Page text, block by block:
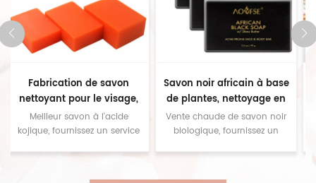
Savon noir africain à base
de plantes, nettoyage en
profondeur personnalisé,
savon au charbon de bois
Vente chaude de savon noir
biologique, fournissez un
contactez-nous pour des
Savon blanchissant pour le
visage, marque privée, pour
hommes et femmes, soins
pour la peau, éclaircissant
meilleur savon à la
niacinamide, fournir un